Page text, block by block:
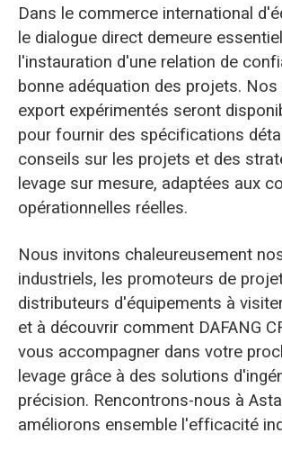
Dans le commerce international
le dialogue direct demeure
l'instauration d'une relation de
bonne adéquation des projets.
export expérimentés seront
pour fournir des spécifications
conseils sur les projets et des
levage sur mesure, adaptées aux
opérationnelles réelles.
Nous invitons chaleureusement
industriels, les promoteurs de
distributeurs d'équipements à
et à découvrir comment DAFANG
vous accompagner dans votre
levage grâce à des solutions
précision. Rencontrons-nous à
améliorons ensemble l'efficacité